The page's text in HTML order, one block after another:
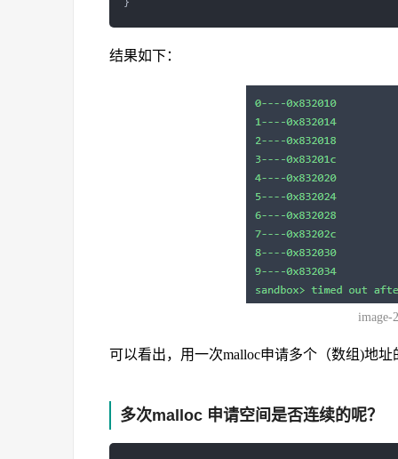
结果如下：
image-
可以看出，用一次malloc申请多个（数组)地址
多次malloc 申请空间是否连续的呢？